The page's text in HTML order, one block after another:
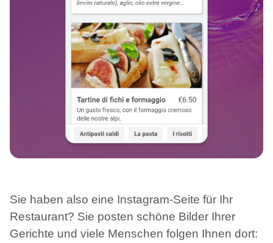
Sie haben also eine Instagram-Seite für Ihr
Restaurant? Sie posten schöne Bilder Ihrer
Gerichte und viele Menschen folgen Ihnen dort: